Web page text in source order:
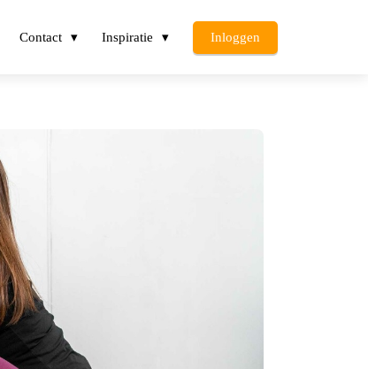
Contact Inspiratie Inloggen